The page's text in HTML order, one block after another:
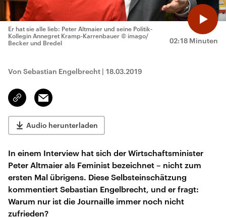
02:18 Minuten
Er hat sie alle lieb: Peter Altmaier und seine Politik-
Kollegin Annegret Kramp-Karrenbauer © imago/
Becker und Bredel
Von Sebastian Engelbrecht | 18.03.2019
Link
kopieren/teilen
Email
Audio herunterladen
In einem Interview hat sich der Wirtschaftsminister
Peter Altmaier als Feminist bezeichnet – nicht zum
ersten Mal übrigens. Diese Selbsteinschätzung
kommentiert Sebastian Engelbrecht, und er fragt:
Warum nur ist die Journaille immer noch nicht
zufrieden?